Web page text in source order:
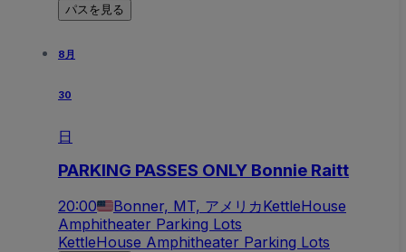
パスを見る
8月
30
日
PARKING PASSES ONLY Bonnie Raitt
20:00 Bonner, MT, アメリカKettleHouse
Amphitheater Parking Lots
KettleHouse Amphitheater Parking Lots